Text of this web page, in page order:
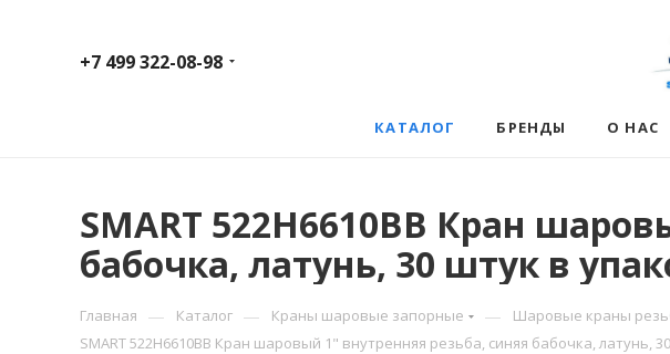
+7 499 322-08-98
КАТАЛОГ БРЕНДЫ О НАС
SMART 522H6610BB Кран
бабочка, латунь, 30 штук в
Главная — Каталог — Краны шаровые запорные — Шаровые краны
SMART 522H6610BB Кран шаровый 1" внутренняя резьба, синяя бабочка, латунь,